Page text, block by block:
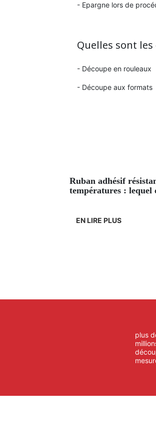
- Epargne lors de
Quelles sont
- Découpe en rouleaux
- Découpe aux formats
ruban adhésif résistant aux hautes
températures : lequel
EN LIRE PLUS
plus